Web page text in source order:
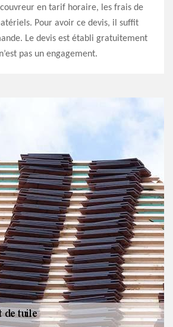
en tarif horaire, les frais de
Pour avoir ce devis, il suffit
Le devis est établi gratuitement
pas un engagement.